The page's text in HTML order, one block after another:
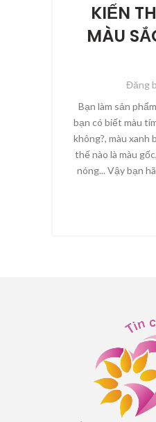
KIẾN
MÀU
Đăng
Bạn làm sản
bạn có biết màu
không?, màu xanh
thế nào là màu
nóng... Vậy bạn